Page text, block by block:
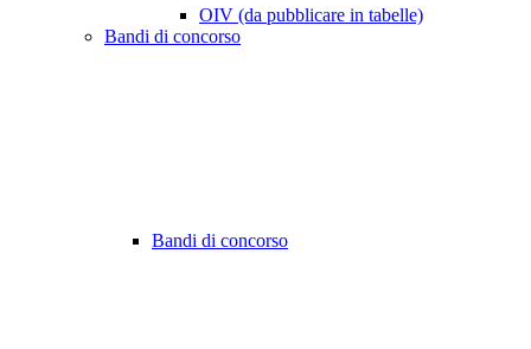
OIV (da pubblicare in tabelle)
Bandi di concorso
Bandi di concorso